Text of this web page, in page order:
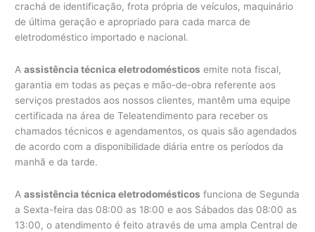
crachá de identificação, frota própria de veículos, maquinário
de última geração e apropriado para cada marca de
eletrodoméstico importado e nacional.
Aassistência técnica eletrodomésticos emite nota fiscal,
garantia em todas as peças e mão-de-obra referente aos
serviços prestados aos nossos clientes, mantêm uma equipe
certificada na área de Teleatendimento para receber os
chamados técnicos e agendamentos, os quais são agendados
de acordo com a disponibilidade diária entre os períodos da
manhã e da tarde.
Aassistência técnica eletrodomésticos funciona de Segunda
a Sexta-feira das 08:00 as 18:00 e aos Sábados das 08:00 as
13:00, o atendimento é feito através de uma ampla Central de